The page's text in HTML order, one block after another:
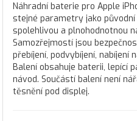
Náhradní baterie pro Apple
stejné parametry jako
spolehlivou a plnohodnotnou
Samozřejmostí jsou
přebíjení, podvybíjení, nabíjení
Balení obsahuje baterii, lepící
návod. Součástí balení není
těsnění pod displej.